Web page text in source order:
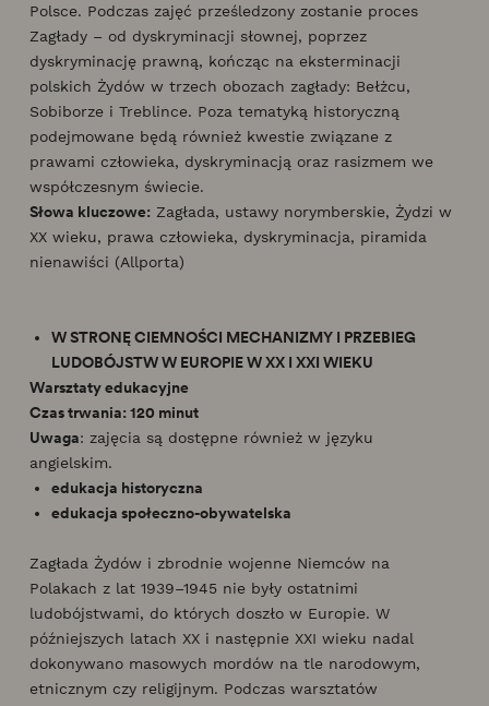
Polsce. Podczas zajęć prześledzony zostanie proces
Zagłady – od dyskryminacji słownej, poprzez
dyskryminację prawną, kończąc na eksterminacji
polskich Żydów w trzech obozach zagłady: Bełżcu,
Sobiborze i Treblince. Poza tematyką historyczną
podejmowane będą również kwestie związane z
prawami człowieka, dyskryminacją oraz rasizmem we
współczesnym świecie.
Słowa kluczowe: Zagłada, ustawy norymberskie, Żydzi w
XX wieku, prawa człowieka, dyskryminacja, piramida
nienawiści (Allporta)
W STRONĘ CIEMNOŚCI MECHANIZMY I PRZEBIEG
LUDOBÓJSTW W EUROPIE W XX I XXI WIEKU
Warsztaty edukacyjne
Czas trwania: 120 minut
Uwaga: zajęcia są dostępne również w języku
angielskim.
edukacja historyczna
edukacja społeczno-obywatelska
Zagłada Żydów i zbrodnie wojenne Niemców na
Polakach z lat 1939–1945 nie były ostatnimi
ludobójstwami, do których doszło w Europie. W
późniejszych latach XX i następnie XXI wieku nadal
dokonywano masowych mordów na tle narodowym,
etnicznym czy religijnym. Podczas warsztatów